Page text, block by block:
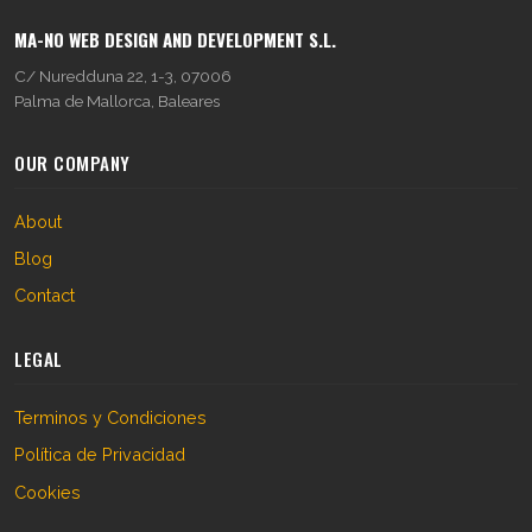
MA-NO WEB DESIGN AND DEVELOPMENT S.L.
C/ Nuredduna 22, 1-3, 07006
Palma de Mallorca, Baleares
OUR COMPANY
About
Blog
Contact
LEGAL
Terminos y Condiciones
Política de Privacidad
Cookies